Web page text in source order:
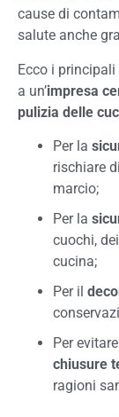
cause di
salute anche
Ecco i
a un’impresa
pulizia delle
Per la
rischiare
marcio;
Per la
cuochi,
cucina;
Per il
Per
chiusure
ragioni